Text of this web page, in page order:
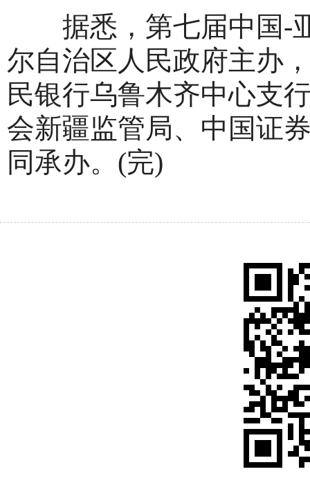
据悉，第七届中国-亚
尔自治区人民政府主办
民银行乌鲁木齐中心支
会新疆监管局、中国证
同承办。(完)